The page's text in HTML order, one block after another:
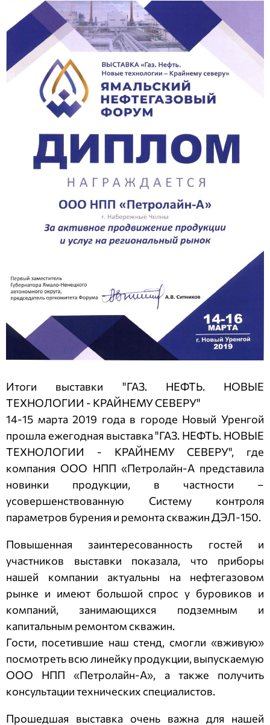
Итоги выставки "ГАЗ. НЕФТЬ. НОВЫЕ
ТЕХНОЛОГИИ - КРАЙНЕМУ СЕВЕРУ"
14-15 марта 2019 года в городе Новый Уренгой
прошла ежегодная выставка "ГАЗ. НЕФТЬ. НОВЫЕ
ТЕХНОЛОГИИ - КРАЙНЕМУ СЕВЕРУ", где
компания ООО НПП «Петролайн-А представила
новинки продукции, в частности –
усовершенствованную Систему контроля
параметров бурения и ремонта скважин ДЭЛ-150.
Повышенная заинтересованность гостей и
участников выставки показала, что приборы
нашей компании актуальны на нефтегазовом
рынке и имеют большой спрос у буровиков и
компаний, занимающихся подземным и
капитальным ремонтом скважин.
Гости, посетившие наш стенд, смогли «вживую»
посмотреть всю линейку продукции, выпускаемую
ООО НПП «Петролайн-А», а также получить
консультации технических специалистов.
Прошедшая выставка очень важна для нашей